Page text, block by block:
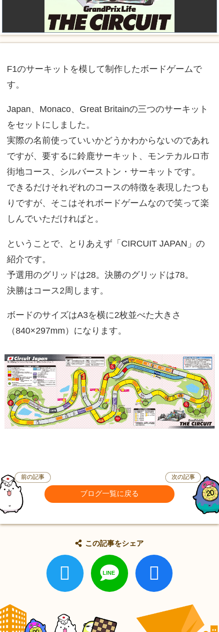
F1のサーキットを模して制作したボードゲームで
す。
Japan、Monaco、Great Britainの三つのサーキット
をセットにしました。
実際の名前使っていいかどうかわからないのであれ
ですが、要するに鈴鹿サーキット、モンテカルロ市
街地コース、シルバーストン・サーキットです。
できるだけそれぞれのコースの特徴を表現したつも
りですが、そこはそれボードゲームなので笑って楽
しんでいただければと。
ということで、とりあえず「CIRCUIT JAPAN」の
紹介です。
予選用のグリッドは28。決勝のグリッドは78。
決勝はコース2周します。
ボードのサイズはA3を横に2枚並べた大きさ
（840×297mm）になります。
前の記事
ブログ一覧に戻る
次の記事
この記事をシェア